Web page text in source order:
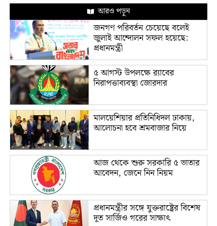
আরও পড়ুন
জনগণ পরিবর্তন চেয়েছে বলেই
জুলাই আন্দোলন সফল হয়েছে:
প্রধানমন্ত্রী
৫ আগস্ট উপলক্ষে র‌্যাবের
নিরাপত্তাব্যবস্থা জোরদার
মালয়েশিয়ার প্রতিনিধিদল ঢাকায়,
আলোচনা হবে শ্রমবাজার নিয়ে
আজ থেকে শুরু সরকারি ৫ ভাতার
আবেদন, জেনে নিন নিয়ম
প্রধানমন্ত্রীর সঙ্গে যুক্তরাষ্ট্রের বিশেষ
দূত সার্জিও গরের সাক্ষাৎ